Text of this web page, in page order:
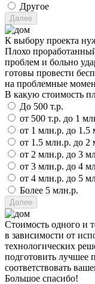
Другое
К выбору проекта
Плохо
проблем и больно
готовы провести
на проблемные
В какую стоимость
До 500 т.р.
от 500 т.р. до 1
от 1 млн.р. до 1.5
от 1.5 млн.р. до 2
от 2 млн.р. до 3
от 3 млн.р. до 4
от 4 млн.р. до 5
Более 5 млн.р.
Стоимость одного и
в зависимости от
технологических
подготовить лучшее
соответствовать
Большое спасибо!